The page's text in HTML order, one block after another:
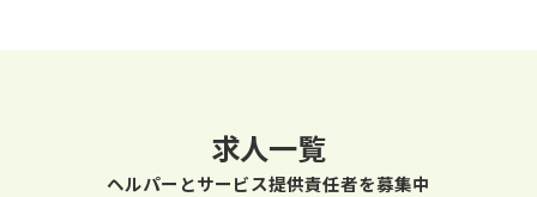
ヘルパーとサービス提供責任者を募集中
求人一覧